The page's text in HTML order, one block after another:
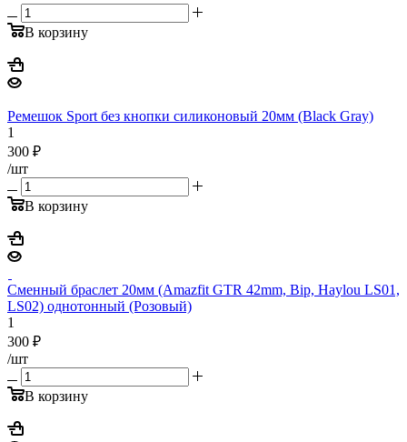
В корзину
Ремешок Sport без кнопки силиконовый 20мм (Black Gray)
1
300 ₽
/шт
В корзину
Сменный браслет 20мм (Amazfit GTR 42mm, Bip, Haylou LS01,
LS02) однотонный (Розовый)
1
300 ₽
/шт
В корзину